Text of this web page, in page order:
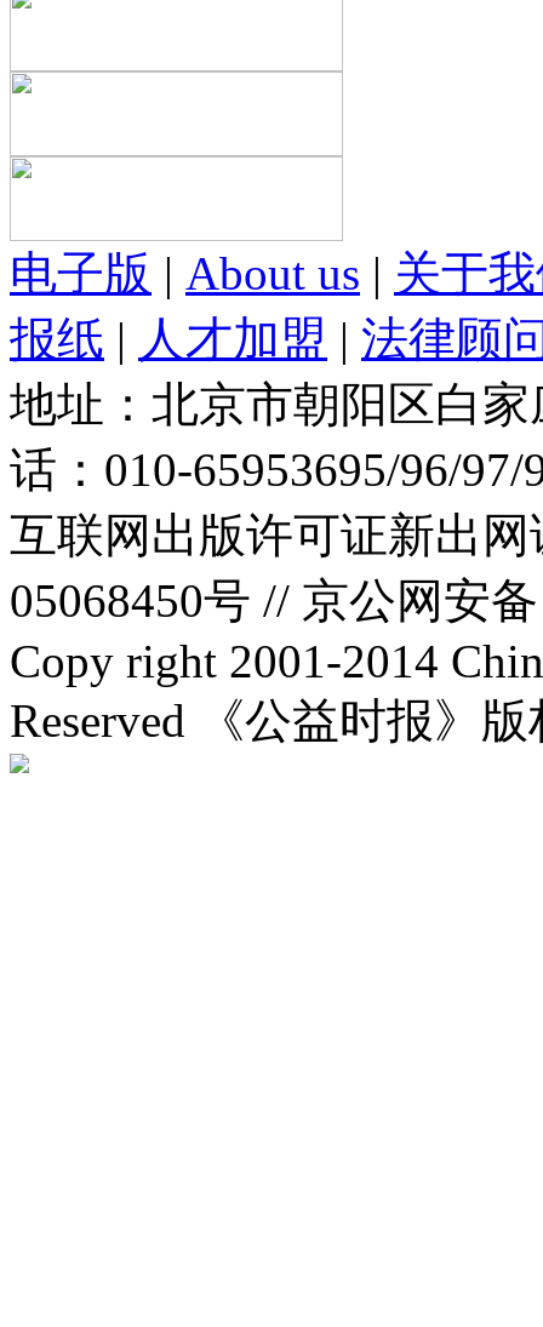
电子版 | About us | 关于
报纸 | 人才加盟 | 法律顾
地址：北京市朝阳区白
话：010-65953695/96/
互联网出版许可证新出
05068450号 // 京公网安
Copy right 2001-2014
Reserved 《公益时报》